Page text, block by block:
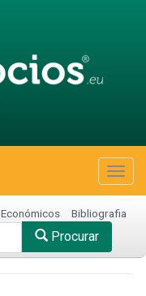
Bibliografia
Procurar